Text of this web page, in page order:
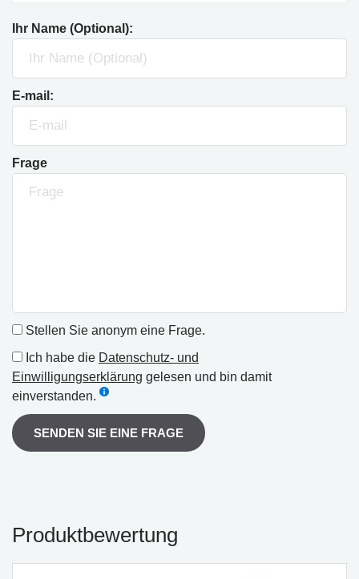
Ihr Name (Optional):
E-mail:
Frage
Stellen Sie anonym eine Frage.
Ich habe die Datenschutz- und
Einwilligungserklärung gelesen und bin damit
einverstanden.
SENDEN SIE EINE FRAGE
Produktbewertung